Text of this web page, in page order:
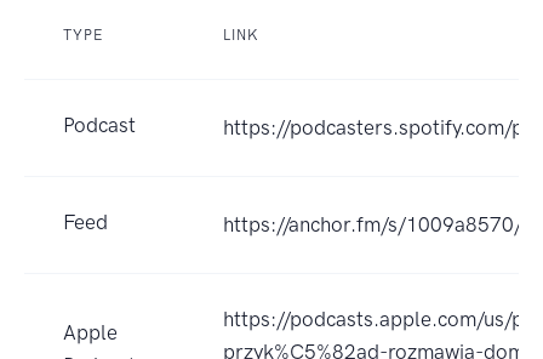
TYPE LINK
Podcast https://podcasters.spotify.com/
Feed https://anchor.fm/s/1009a8570/
Apple
https://podcasts.apple.com/us/
przyk%C5%82ad-rozmawia-